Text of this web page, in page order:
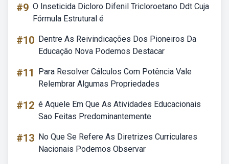
#9 O Inseticida Dicloro Difenil Tricloroetano Ddt Cuja
Fórmula Estrutural é
#10 Dentre As Reivindicações Dos Pioneiros Da
Educação Nova Podemos Destacar
#11
Para Resolver Cálculos Com Potência Vale
Relembrar Algumas Propriedades
#12 é Aquele Em Que As Atividades Educacionais
Sao Feitas Predominantemente
#13 No Que Se Refere As Diretrizes Curriculares
Nacionais Podemos Observar